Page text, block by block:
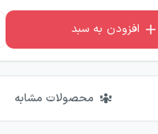
افزودن به سبد
محصولات مشابه